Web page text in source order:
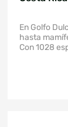
En Golfo
hasta
Con 1028